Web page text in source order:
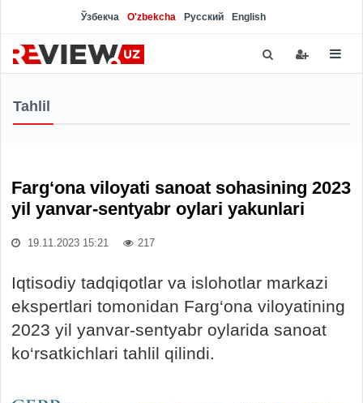
Ўзбекча O'zbekcha Русский English
Tahlil
Farg‘ona viloyati sanoat sohasining 2023
yil yanvar-sentyabr oylari yakunlari
19.11.2023 15:21 217
Iqtisodiy tadqiqotlar va islohotlar markazi
ekspertlari tomonidan Farg‘ona viloyatining
2023 yil yanvar-sentyabr oylarida sanoat
ko‘rsatkichlari tahlil qilindi.